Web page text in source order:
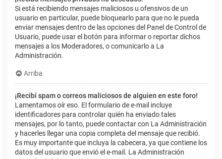
Si está recibiendo mensajes maliciosos u ofensivos de un
usuario en particular, puede bloquearlo para que no le pueda
enviar mensajes dentro de las opciones del Panel de Control de
Usuario, puede usar el botón para informar o reportar dichos
mensajes a los Moderadores, o comunicarlo a La
Administración.
Arriba
¡Recibí spam o correos maliciosos de alguien en este foro!
Lamentamos oír eso. El formulario de e-mail incluye
identificadores para controlar quién ha enviado tales
mensajes, por lo tanto, puede contactar con La Administración
y hacerles llegar una copia completa del mensaje que recibió.
Es muy importante que incluya la cabecera, ya que contiene los
datos del usuario que envió el e-mail. La Administración